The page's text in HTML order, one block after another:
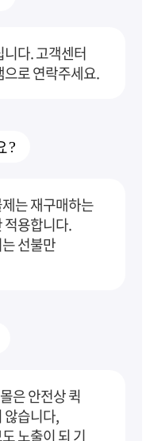
다. 고객센터
로 연락주세요.
?
는 재구매하는
적용합니다.
선불만
은 안전상 퀵
않습니다,
노출이 되 기